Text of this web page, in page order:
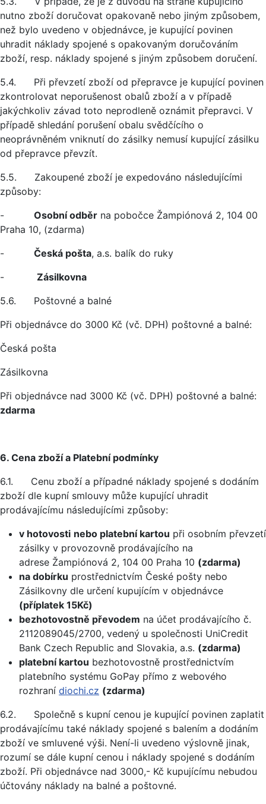
nutno zboží doručovat opakovaně nebo jiným způsobem,
než bylo uvedeno v objednávce, je kupující povinen
uhradit náklady spojené s opakovaným doručováním
zboží, resp. náklady spojené s jiným způsobem doručení.
5.4. Při převzetí zboží od přepravce je kupující povinen
zkontrolovat neporušenost obalů zboží a v případě
jakýchkoliv závad toto neprodleně oznámit přepravci. V
případě shledání porušení obalu svědčícího o
neoprávněném vniknutí do zásilky nemusí kupující zásilku
od přepravce převzít.
5.5. Zakoupené zboží je expedováno následujícími
způsoby:
- Osobní odběr na pobočce Žampiónová 2, 104 00
Praha 10, (zdarma)
- Česká pošta, a.s. balík do ruky
- Zásilkovna
5.6. Poštovné a balné
Při objednávce do 3000 Kč (vč. DPH) poštovné a balné:
Česká pošta
Zásilkovna
Při objednávce nad 3000 Kč (vč. DPH) poštovné a balné:
zdarma
6. Cena zboží a Platební podmínky
6.1. Cenu zboží a případné náklady spojené s dodáním
zboží dle kupní smlouvy může kupující uhradit
prodávajícímu následujícími způsoby:
v hotovosti nebo platební kartou při osobním převzetí
zásilky v provozovně prodávajícího na
adrese Žampiónová 2, 104 00 Praha 10 (zdarma)
na dobírku prostřednictvím České pošty nebo
Zásilkovny dle určení kupujícím v objednávce
(příplatek 15Kč)
bezhotovostně převodem na účet prodávajícího č.
2112089045/2700, vedený u společnosti UniCredit
Bank Czech Republic and Slovakia, a.s. (zdarma)
platební kartou bezhotovostně prostřednictvím
platebního systému GoPay přímo z webového
rozhraní diochi.cz (zdarma)
6.2. Společně s kupní cenou je kupující povinen zaplatit
prodávajícímu také náklady spojené s balením a dodáním
zboží ve smluvené výši. Není-li uvedeno výslovně jinak,
rozumí se dále kupní cenou i náklady spojené s dodáním
zboží. Při objednávce nad 3000,- Kč kupujícímu nebudou
účtovány náklady na balné a poštovné.